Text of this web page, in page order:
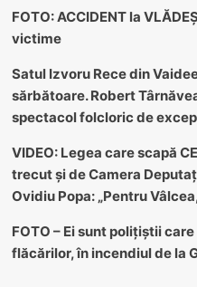
FOTO: ACCIDENT la
victime
Satul Izvoru Rece din
sărbătoare. Robert
spectacol folcloric de
VIDEO: Legea care scapă
trecut și de Camera
Ovidiu Popa: „Pentru
FOTO – Ei sunt polițiștii
flăcărilor, în incendiul de la